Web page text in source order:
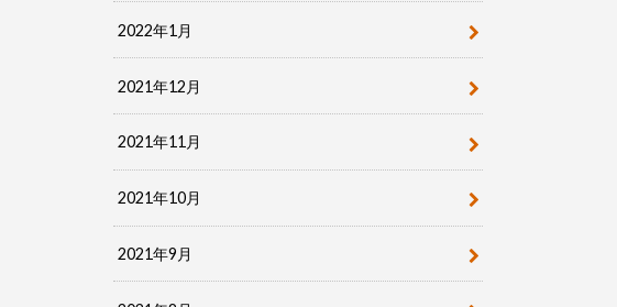
2022年1月
2021年12月
2021年11月
2021年10月
2021年9月